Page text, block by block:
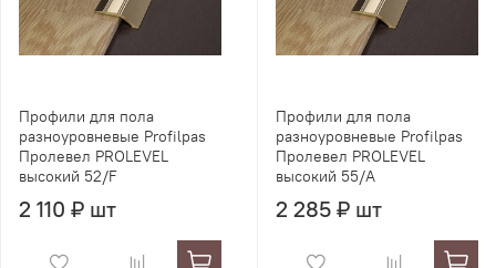
Профили для пола
разноуровневые Profilpas
Пролевел PROLEVEL
высокий 52/F
2 110 ₽ шт
Профили для пола
разноуровневые Profilpas
Пролевел PROLEVEL
высокий 55/A
2 285 ₽ шт